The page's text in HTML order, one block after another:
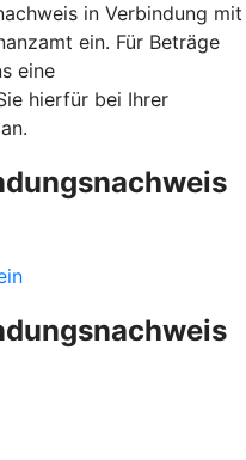
in Verbindung mit
ein. Für Beträge
eine
hierfür bei Ihrer